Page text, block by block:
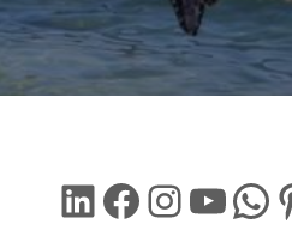
LinkedIn Facebook Instagram YouTube WhatsApp Pinterest